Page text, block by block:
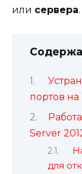
или сервера.
портов
Server
для